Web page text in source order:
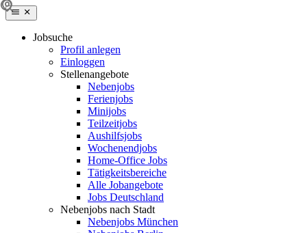
Jobsuche
Profil anlegen
Einloggen
Stellenangebote
Nebenjobs
Ferienjobs
Minijobs
Teilzeitjobs
Aushilfsjobs
Wochenendjobs
Home-Office Jobs
Tätigkeitsbereiche
Alle Jobangebote
Jobs Deutschland
Nebenjobs nach Stadt
Nebenjobs München